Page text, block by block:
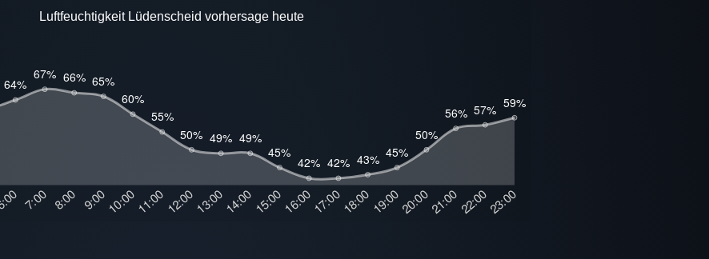
Luftfeuchtigkeit Lüdenscheid vorhersage heute